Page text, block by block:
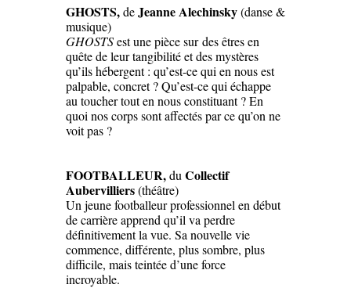
GHOSTS,deJeanne Alechinsky(danse &
musique)
GHOSTSest une pièce sur des êtres en
quête de leur tangibilité et des mystères
qu’ils hébergent : qu’est-ce qui en nous est
palpable, concret ? Qu’est-ce qui échappe
au toucher tout en nous constituant ? En
quoi nos corps sont affectés par ce qu’on ne
voit pas ?
FOOTBALLEUR,du Collectif
Aubervilliers(théâtre)
Un jeune footballeur professionnel en début
de carrière apprend qu’il va perdre
définitivement la vue. Sa nouvelle vie
commence, différente, plus sombre, plus
difficile, mais teintée d’une force
incroyable.